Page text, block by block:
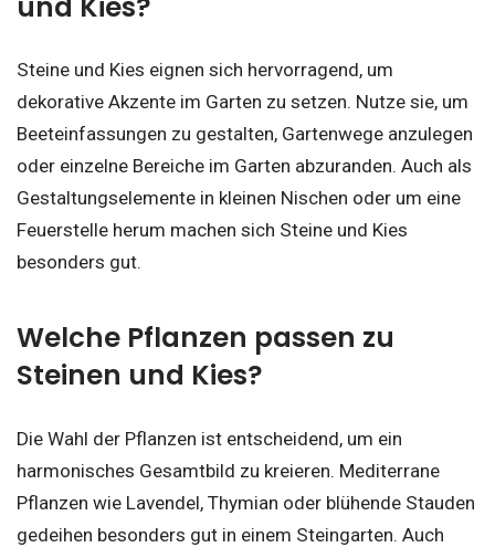
Steine und Kies eignen sich hervorragend, um
dekorative Akzente im Garten zu setzen. Nutze sie, um
Beeteinfassungen zu gestalten, Gartenwege anzulegen
oder einzelne Bereiche im Garten abzuranden. Auch als
Gestaltungselemente in kleinen Nischen oder um eine
Feuerstelle herum machen sich Steine und Kies
besonders gut.
Welche Pflanzen passen zu
Steinen und Kies?
Die Wahl der Pflanzen ist entscheidend, um ein
harmonisches Gesamtbild zu kreieren. Mediterrane
Pflanzen wie Lavendel, Thymian oder blühende Stauden
gedeihen besonders gut in einem Steingarten. Auch